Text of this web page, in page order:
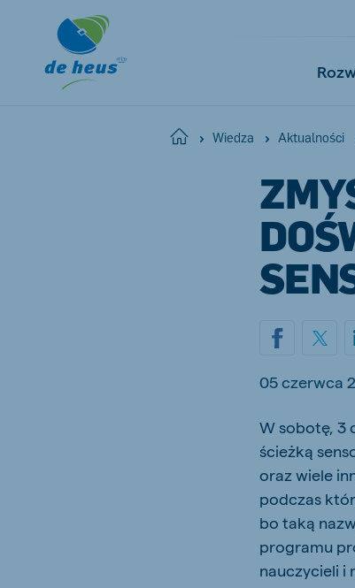
Home Wiedza Aktualności
05 czerwca
W sobotę, 3
ścieżką
oraz wiele
podczas
bo taką
programu
nauczycieli i